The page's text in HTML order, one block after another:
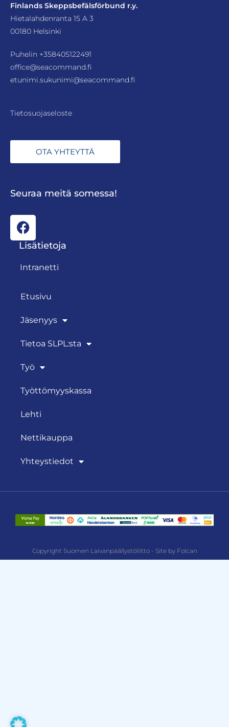
Finlands Skeppsbefälsförbund r.y.
Hietalahdenranta 15 A 3
00180 Helsinki
Puhelin +358405122491
office@seacommand.fi
etunimi.sukunimi@seacommand.fi
Tietosuojaseloste
OTA YHTEYTTÄ
Seuraa meitä somessa!
Lisätietoja
Intranetti
Etusivu
Jäsenyys
Tietoa SLPL:sta
Työ
Työttömyyskassa
Lehti
Nettikauppa
Yhteystiedot
Copyright Suomen Laivanpäällystöliitto - Site by Folcan